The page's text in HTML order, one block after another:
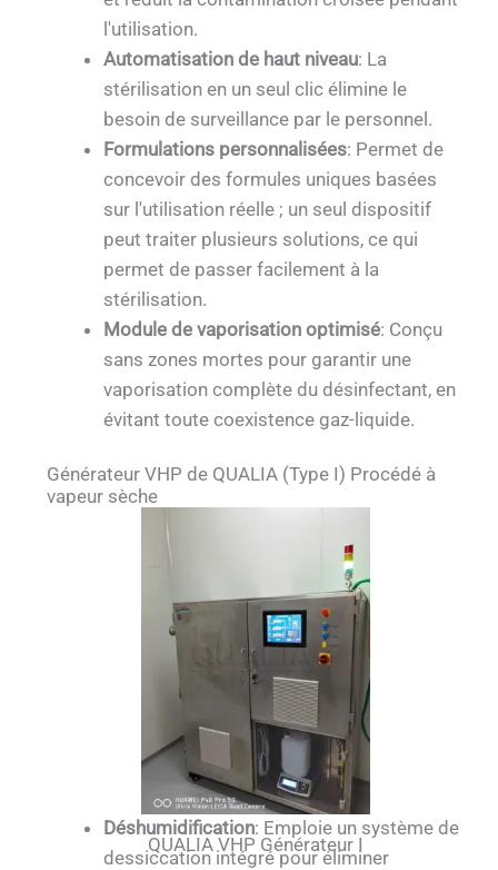
l'utilisation.
Automatisation de haut niveau: La
stérilisation en un seul clic élimine le
besoin de surveillance par le personnel.
Formulations personnalisées: Permet de
concevoir des formules uniques basées
sur l'utilisation réelle ; un seul dispositif
peut traiter plusieurs solutions, ce qui
permet de passer facilement à la
stérilisation.
Module de vaporisation optimisé: Conçu
sans zones mortes pour garantir une
vaporisation complète du désinfectant, en
évitant toute coexistence gaz-liquide.
Générateur VHP de QUALIA (Type I) Procédé à
vapeur sèche
QUALIA VHP Générateur I
Déshumidification: Emploie un système de
dessiccation intégré pour éliminer